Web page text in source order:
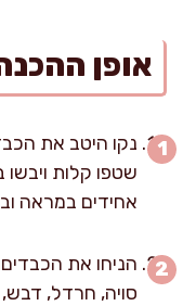
אופן
נקו היטב את
שטפו קלות ויבשו
אחידים במראה
הניחו את הכבדים
סויה, חרדל,